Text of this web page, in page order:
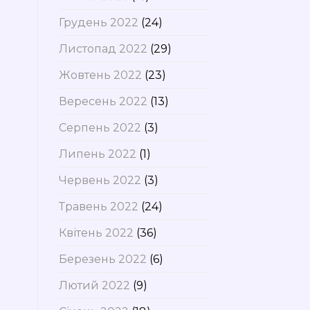
Грудень 2022 (24)
Листопад 2022 (29)
Жовтень 2022 (23)
Вересень 2022 (13)
Серпень 2022 (3)
Липень 2022 (1)
Червень 2022 (3)
Травень 2022 (24)
Квітень 2022 (36)
Березень 2022 (6)
Лютий 2022 (9)